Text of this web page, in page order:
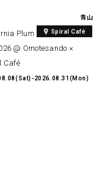
青山
Spiral Café
Plum & Nectarine
@ Omotesando ×
Café
2026.08.31(Mon)